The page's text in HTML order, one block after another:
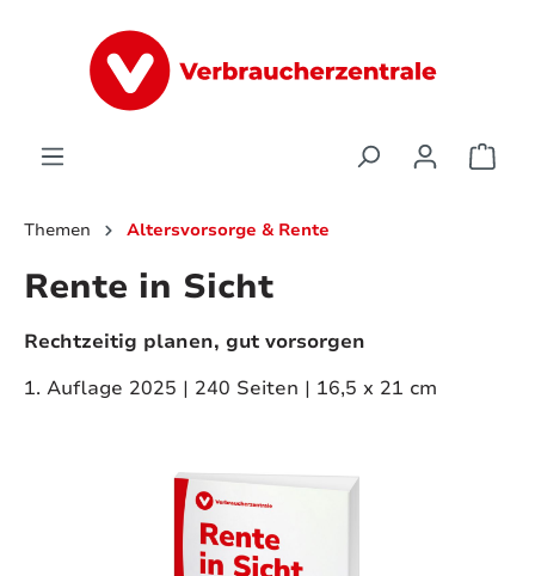
springen
Themen Altersvorsorge & Rente
Rente in Sicht
Rechtzeitig planen, gut vorsorgen
1. Auflage 2025 | 240 Seiten | 16,5 x 21 cm
Bildergalerie überspringen